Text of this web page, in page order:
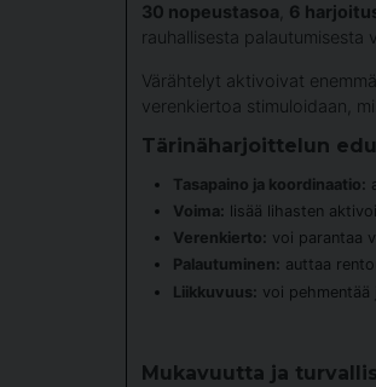
30 nopeustasoa 6
rauhallisesta palautumisesta
Värähtelyt aktivoivat
verenkiertoa stimuloidaan,
Tärinäharjoittelun
Tasapaino ja koordinaatio:
Voima: lisää lihasten
Verenkierto: voi parantaa
Palautuminen: auttaa
Liikkuvuus: voi pehmentää
Mukavuutta ja